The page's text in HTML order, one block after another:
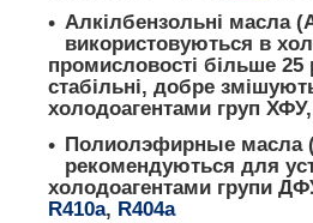
Алкілбензольні масла
використовуються в
промисловості більше 25
стабільні, добре
холодоагентами груп
Полиолэфирные масла
рекомендуються для
холодоагентами групи
R410a, R404a